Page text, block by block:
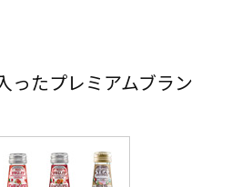
ったプレミアムブラン